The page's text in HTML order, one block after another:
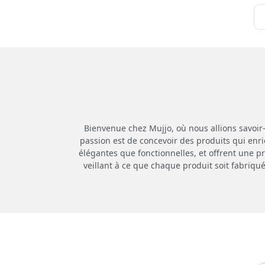
Bienvenue chez Mujjo, où nous allions
passion est de concevoir des produits qui
élégantes que fonctionnelles, et offrent une
veillant à ce que chaque produit soit